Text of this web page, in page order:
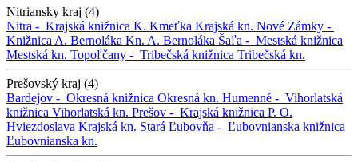
Nitriansky kraj (4)
Nitra - Krajská knižnica K. Kmeťka Krajská kn. Nové Zámky -
Knižnica A. Bernoláka Kn. A. Bernoláka Šaľa - Mestská knižnica
Mestská kn. Topoľčany - Tribečská knižnica Tribečská kn.
Prešovský kraj (4)
Bardejov - Okresná knižnica Okresná kn. Humenné - Vihorlatská
knižnica Vihorlatská kn. Prešov - Krajská knižnica P. O.
Hviezdoslava Krajská kn. Stará Ľubovňa - Ľubovnianska knižnica
Ľubovnianska kn.